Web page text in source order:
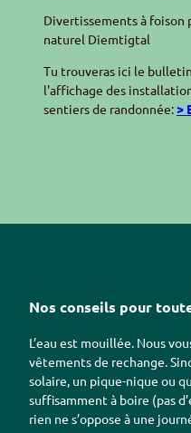
Divertissements à foison
naturel Diemtigtal
Tu trouveras ici le
l'affichage des
sentiers de randonnée:>
Nos conseils pour
L’eau est mouillée. Nous
vêtements de rechange.
solaire, un pique-nique ou
suffisamment à boire (pas
rien ne s’oppose à une